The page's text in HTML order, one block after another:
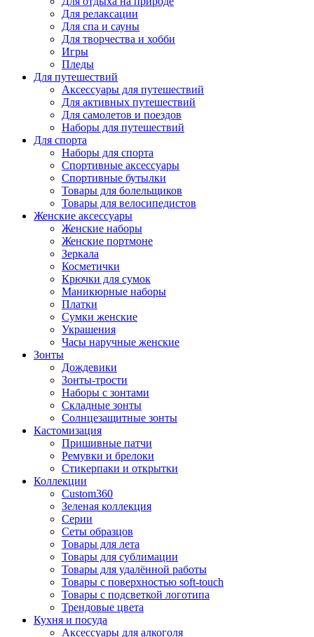
Для релаксации
Для спа и сауны
Для творчества и хобби
Игры
Пледы
Для путешествий
Аксессуары для путешествий
Для активных путешествий
Для самолетов и поездов
Наборы для путешествий
Для спорта
Наборы для спорта
Спортивные аксессуары
Спортивные бутылки
Товары для болельщиков
Товары для велосипедистов
Женские аксессуары
Женские наборы
Женские портмоне
Зеркала
Косметички
Крючки для сумок
Маникюрные наборы
Платки
Сумки женские
Украшения
Часы наручные женские
Зонты
Дождевики
Зонты-трости
Наборы с зонтами
Складные зонты
Солнцезащитные зонты
Кастомизация
Пришивные патчи
Ремувки и брелоки
Стикерпаки и открытки
Коллекции
Custom360
Зеленая коллекция
Серии
Сеты образцов
Товары для лета
Товары для сублимации
Товары для удалённой работы
Товары с поверхностью soft-touch
Товары с подсветкой логотипа
Трендовые цвета
Кухня и посуда
Аксессуары для алкоголя